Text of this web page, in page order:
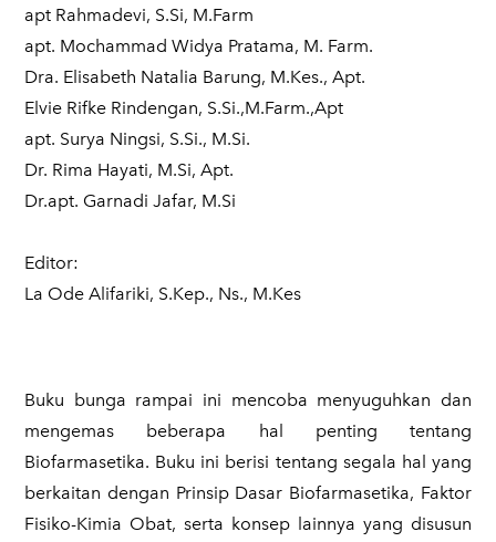
apt Rahmadevi, S.Si, M.Farm
apt. Mochammad Widya Pratama, M. Farm.
Dra. Elisabeth Natalia Barung, M.Kes., Apt.
Elvie Rifke Rindengan, S.Si.,M.Farm.,Apt
apt. Surya Ningsi, S.Si., M.Si.
Dr. Rima Hayati, M.Si, Apt.
Dr.apt. Garnadi Jafar, M.Si
Editor:
​La Ode Alifariki, S.Kep., Ns., M.Kes
Buku bunga rampai ini mencoba menyuguhkan dan
mengemas beberapa hal penting tentang
Biofarmasetika. Buku ini berisi tentang segala hal yang
berkaitan dengan Prinsip Dasar Biofarmasetika, Faktor
Fisiko-Kimia Obat, serta konsep lainnya yang disusun